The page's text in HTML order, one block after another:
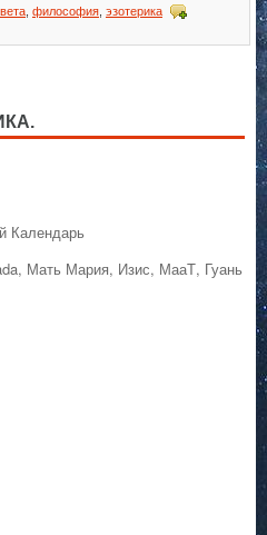
философия эзотерика
Календарь
Мать Мария, Изис, МааТ, Гуань